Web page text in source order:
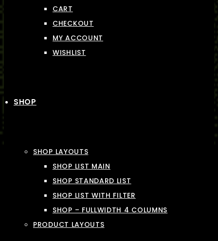
CART
CHECKOUT
MY ACCOUNT
WISHLIST
SHOP
SHOP LAYOUTS
SHOP LIST MAIN
SHOP STANDARD LIST
SHOP LIST WITH FILTER
SHOP – FULLWIDTH 4 COLUMNS
PRODUCT LAYOUTS